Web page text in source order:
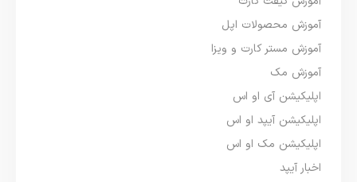
آموزش محصولات اپل
آموزش مستر کارت و ویزا
آموزش مک
اپلیکیشن آی او اس
اپلیکیشن آیپد او اس
اپلیکیشن مک او اس
اخبار آیپد